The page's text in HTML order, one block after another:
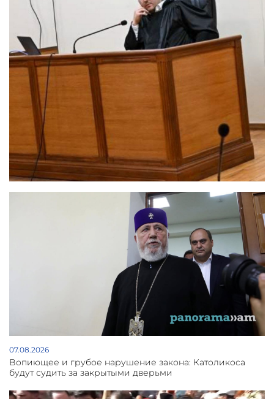
07.08.2026
Вопиющее и грубое нарушение закона: Католикоса
будут судить за закрытыми дверьми